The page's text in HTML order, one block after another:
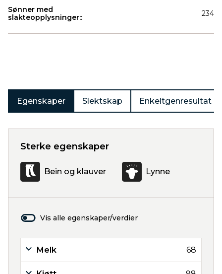
Sønner med
slakteopplysninger::
234
Egenskaper Slektskap Enkeltgenresultat
Sterke egenskaper
Bein og klauver Lynne
Vis alle egenskaper/verdier
Melk 68